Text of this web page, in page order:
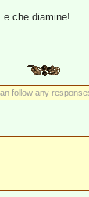
e che diamine!
follow any